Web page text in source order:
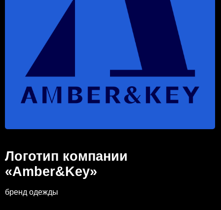
Логотип компании
«Amber&Key»
бренд одежды